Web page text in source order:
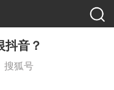
抖音？
搜狐号